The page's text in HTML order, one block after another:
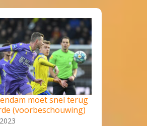
moet snel terug
(voorbeschouwing)